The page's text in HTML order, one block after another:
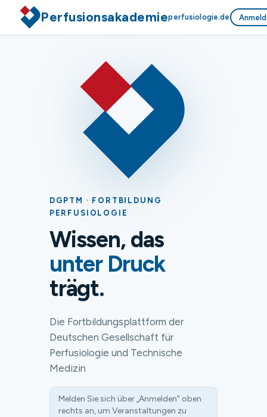
Perfusionsakademieperfusiologie.de
DGPTM · FORTBILDUNG
PERFUSIOLOGIE
Wissen, das
unter Druck
trägt.
Die Fortbildungsplattform der
Deutschen Gesellschaft für
Perfusiologie und Technische
Medizin
Melden Sie sich über „Anmelden" oben
rechts an, um Veranstaltungen zu